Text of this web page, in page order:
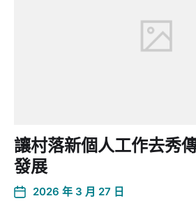
讓村落新個人工作去秀
發展
2026 年 3 月 27 日